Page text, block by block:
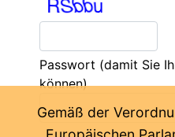
Passwort (damit Sie
können)
Gemäß der